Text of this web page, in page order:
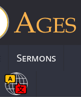
Sermons